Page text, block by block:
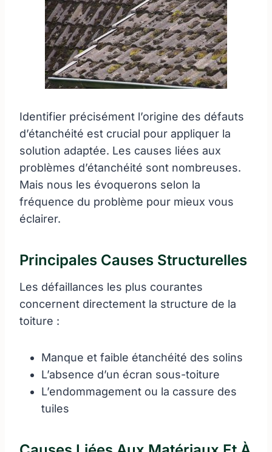
Identifier précisément l’origine des défauts
d’étanchéité est crucial pour appliquer la
solution adaptée. Les causes liées aux
problèmes d’étanchéité sont nombreuses.
Mais nous les évoquerons selon la
fréquence du problème pour mieux vous
éclairer.
Principales Causes Structurelles
Les défaillances les plus courantes
concernent directement la structure de la
toiture :
Manque et faible étanchéité des solins
L’absence d’un écran sous-toiture
L’endommagement ou la cassure des
tuiles